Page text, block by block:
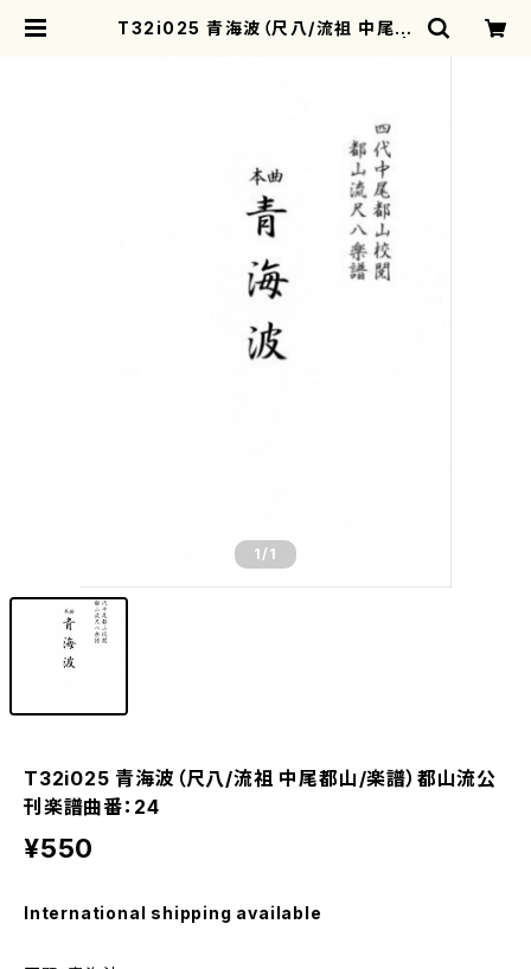
T32i025 青海波（尺八/流祖 中尾都
1 /1
T32i025 青海波（尺八/流祖 中尾都山/楽譜）都山流公
刊楽譜曲番：24
¥550
International shipping available